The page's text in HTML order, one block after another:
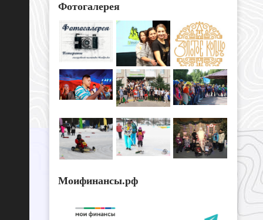
Фотогалерея
Моифинансы.рф